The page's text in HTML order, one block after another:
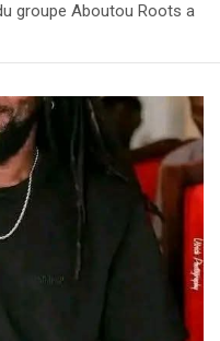
groupe Aboutou Roots a